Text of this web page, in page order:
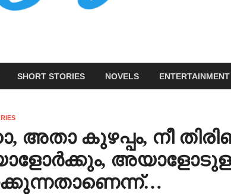
SHORT STORIES NOVELS ENTERTAINMENT
അതാ കുഴപ്പം, നീ